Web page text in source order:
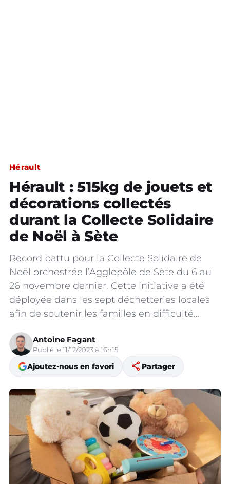
Hérault
Hérault : 515kg de jouets et
décorations collectés
durant la Collecte Solidaire
de Noël à Sète
Record battu pour la Collecte Solidaire de
Noël orchestrée l’Agglopôle de Sète du 6 au
26 novembre dernier. Cette initiative a été
déployée dans les sept déchetteries locales
afin de soutenir les familles en difficulté…
Antoine Fagant
Publié le 11/12/2023 à 16h15
Ajoutez-nous en favori share Partager